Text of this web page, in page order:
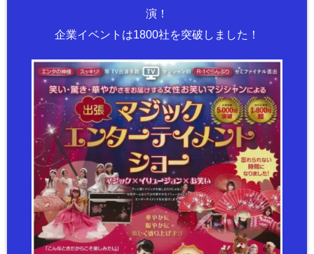
演！
企業イベントは1800社を突破しました！